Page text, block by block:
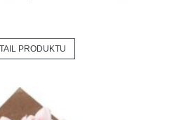
PRODUKTU